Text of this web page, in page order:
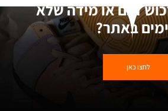
דגם או מידה שלא
באתר?
לחצו כאן